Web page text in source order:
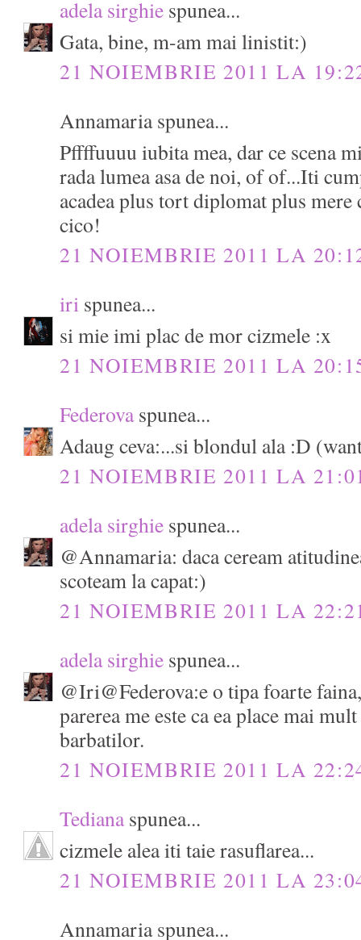
adela sirghie spunea...
Gata, bine, m-am mai linistit:)
21 NOIEMBRIE 2011 LA
Annamaria spunea...
Pffffuuuu iubita mea, dar ce scena
rada lumea asa de noi, of of...Iti
acadea plus tort diplomat plus mere
cico!
21 NOIEMBRIE 2011 LA
iri spunea...
si mie imi plac de mor cizmele :x
21 NOIEMBRIE 2011 LA
Federovaspunea...
Adaug ceva:...si blondul ala :D
21 NOIEMBRIE 2011 LA
adela sirghie spunea...
@Annamaria: daca ceream
scoteam la capat:)
21 NOIEMBRIE 2011 LA
adela sirghie spunea...
@Iri@Federova:e o tipa foarte
parerea me este ca ea place mai
barbatilor.
21 NOIEMBRIE 2011 LA
Tedianaspunea...
cizmele alea iti taie rasuflarea...
21 NOIEMBRIE 2011 LA
Annamaria spunea...